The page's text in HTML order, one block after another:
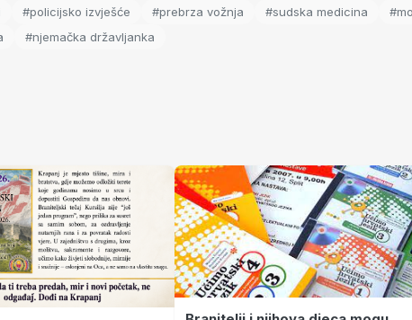
#policijsko izvješće #prebrza vožnja #sudska medicina
#njemačka državljanka